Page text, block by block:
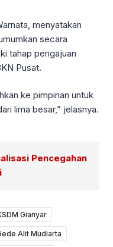
menyatakan
secara
tahap pengajuan
Pusat.
ke pimpinan untuk
lima besar,” jelasnya.
Pencegahan
Gianyar
Alit Mudiarta